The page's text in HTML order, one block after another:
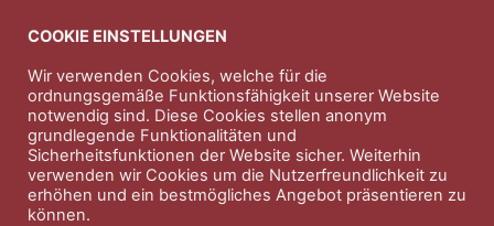
Professioneller Rundumschutz seit über 30 Jahren.
Impressum Nutzungsbedingungen
Datenschutzerklärung Therapeutenkatalog Über uns
COOKIE EINSTELLUNGEN
Wir verwenden Cookies, welche für die
ordnungsgemäße Funktionsfähigkeit unserer Website
notwendig sind. Diese Cookies stellen anonym
grundlegende Funktionalitäten und
Sicherheitsfunktionen der Website sicher. Weiterhin
verwenden wir Cookies um die Nutzerfreundlichkeit zu
erhöhen und ein bestmögliches Angebot präsentieren zu
können.